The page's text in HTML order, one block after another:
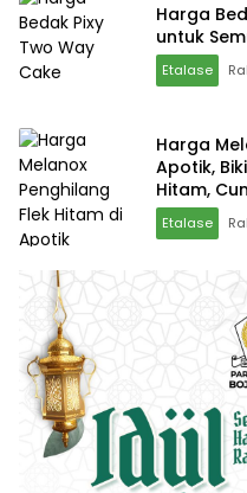
Harga
untuk
Etalase
Harga
Apotik,
Hitam,
Etalase